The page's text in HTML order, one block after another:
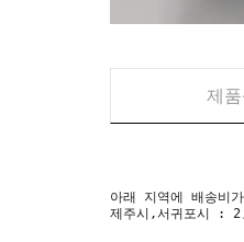
제
아래 지역에 배송비
제주시,서귀포시 :